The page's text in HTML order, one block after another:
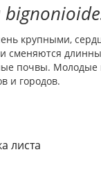
крупными,
сменяются
почвы. Молодые
и городов.
листа